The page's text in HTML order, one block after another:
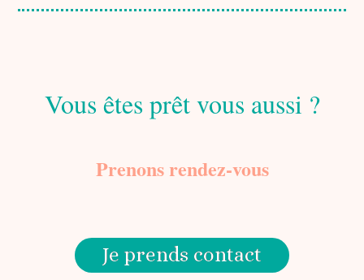
Vous êtes prêt vous aussi ?
Prenons rendez-vous
Je prends contact